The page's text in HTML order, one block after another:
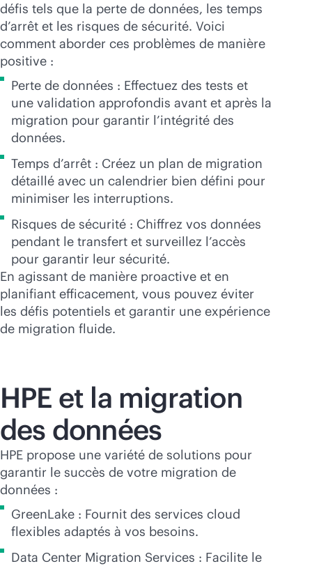
défis tels que la perte de données, les temps
d’arrêt et les risques de sécurité. Voici
comment aborder ces problèmes de manière
positive :
Perte de données : Effectuez des tests et
une validation approfondis avant et après la
migration pour garantir l’intégrité des
données.
Temps d’arrêt : Créez un plan de migration
détaillé avec un calendrier bien défini pour
minimiser les interruptions.
Risques de sécurité : Chiffrez vos données
pendant le transfert et surveillez l’accès
pour garantir leur sécurité.
En agissant de manière proactive et en
planifiant efficacement, vous pouvez éviter
les défis potentiels et garantir une expérience
de migration fluide.
HPE et la migration
des données
HPE propose une variété de solutions pour
garantir le succès de votre migration de
données :
GreenLake : Fournit des services cloud
flexibles adaptés à vos besoins.
Data Center Migration Services : Facilite le